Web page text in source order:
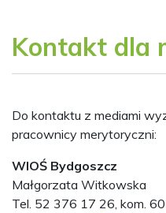
Kontakt dla
Do kontaktu z mediami
pracownicy merytoryczni:
WIOŚ Bydgoszcz
Małgorzata Witkowska
Tel. 52 376 17 26, kom.